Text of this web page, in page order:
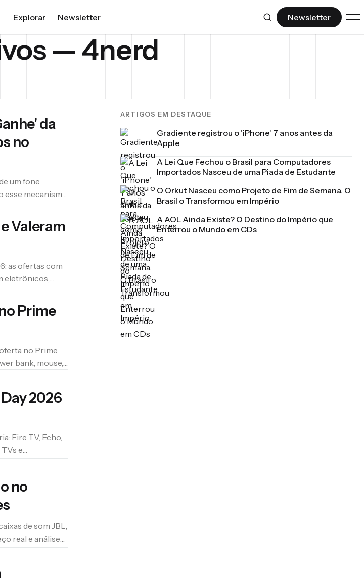
notebooks, wearables
com nota, prós e
DESCUBRA
Open source e ferramentas para
desenvolvedores.
Ctrl+Z
história nerd.
Explorar Newsletter Newsletter
— 4nerd
da
no
um fone
esse mecanismo
Valeram
as ofertas com
eletrônicos,
Prime
no Prime
bank, mouse,
2026
Fire TV, Echo,
e
no
de som JBL,
real e análise
ARTIGOS EM DESTAQUE
Gradiente registrou o 'iPhone' 7 anos antes da
Apple
A Lei Que Fechou o Brasil para Computadores
Importados Nasceu de uma Piada de Estudante
O Orkut Nasceu como Projeto de Fim de Semana. O
Brasil o Transformou em Império
A AOL Ainda Existe? O Destino do Império que
Enterrou o Mundo em CDs